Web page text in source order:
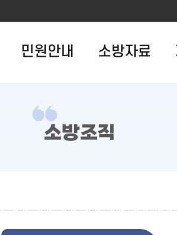
민원안내 소방자료
소방조직